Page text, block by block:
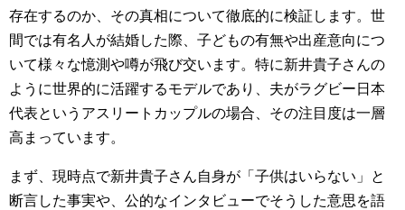
存在するのか、その真相について徹底的に検証します。世
間では有名人が結婚した際、子どもの有無や出産意向につ
いて様々な憶測や噂が飛び交います。特に新井貴子さんの
ように世界的に活躍するモデルであり、夫がラグビー日本
代表というアスリートカップルの場合、その注目度は一層
高まっています。
まず、現時点で新井貴子さん自身が「子供はいらない」と
断言した事実や、公的なインタビューでそうした意思を語